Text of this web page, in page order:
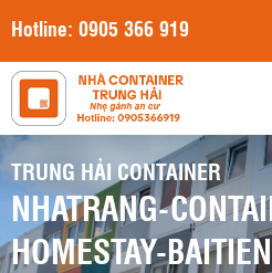
Hotline: 0905 366 919
TRUNG HẢI CONTAINER
NHATRANG-
HOMESTAY-